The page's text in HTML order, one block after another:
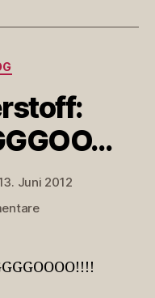
Juni 2012
zu